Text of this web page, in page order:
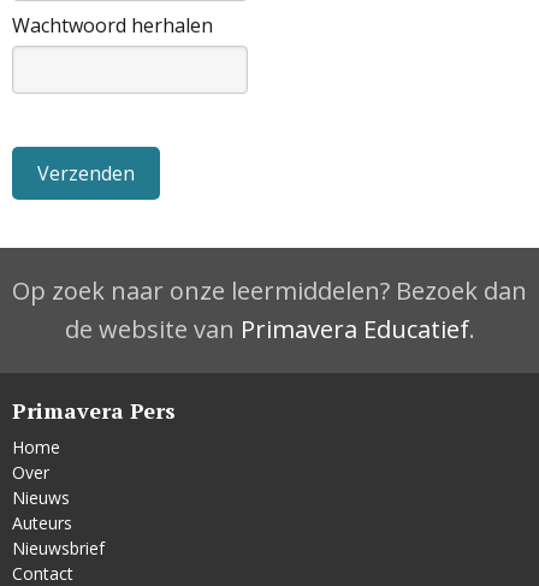
Wachtwoord herhalen
Op zoek naar onze leermiddelen? Bezoek dan
de website van Primavera Educatief.
Primavera Pers
Home
Over
Nieuws
Auteurs
Nieuwsbrief
Contact